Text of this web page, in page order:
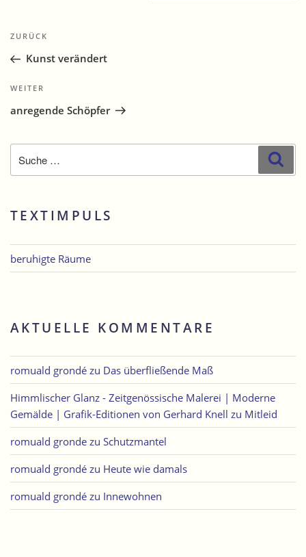
Beitragsnavigation
Vorheriger
Beitrag
ZURÜCK
Kunst verändert
Nächster
Beitrag
WEITER
anregende Schöpfer
nach:
TEXTIMPULS
beruhigte Räume
AKTUELLE KOMMENTARE
romuald grondé zu Das überfließende Maß
Himmlischer Glanz - Zeitgenössische Malerei | Moderne
Gemälde | Grafik-Editionen von Gerhard Knell zu Mitleid
romuald gronde zu Schutzmantel
romuald grondé zu Heute wie damals
romuald grondé zu Innewohnen